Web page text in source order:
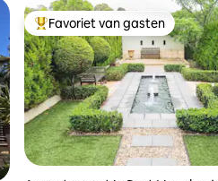
Topfavoriet van gasten
Favoriet van gasten